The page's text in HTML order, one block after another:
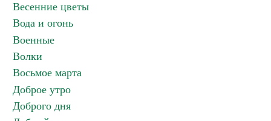
Весенние цветы
Вода и огонь
Военные
Волки
Восьмое марта
Доброе утро
Доброго дня